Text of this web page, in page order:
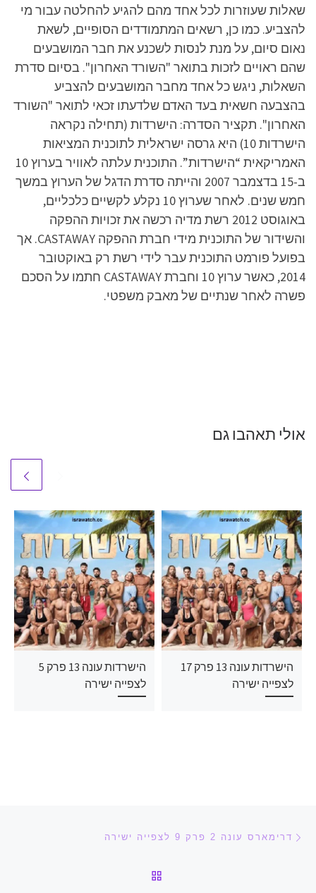
שאלות שעוזרות לכל אחד מהם להגיע להחלטה עבור מי
להצביע. כמו כן, רשאים המתמודדים הסופיים, לשאת
נאום סיום, על מנת לנסות לשכנע את חבר המושבעים
שהם ראויים לזכות בתואר "השורד האחרון". בסיום סדרת
השאלות, ניגש כל אחד מחבר המושבעים להצביע
בהצבעה חשאית בעד האדם שלדעתו זכאי לתואר "השורד
האחרון". תקציר הסדרה: הישרדות (תחילה נקראה
הישרדות 10) היא גרסה ישראלית לתוכנית המציאות
האמריקאית “הישרדות”. התוכנית עלתה לאוויר בערוץ 10
ב-15 בדצמבר 2007 והייתה סדרת הדגל של הערוץ במשך
חמש שנים. לאחר שערוץ 10 נקלע לקשיים כלכליים,
באוגוסט 2012 רשת מדיה רכשה את זכויות ההפקה
והשידור של התוכנית מידי חברת ההפקה CASTAWAY‏. אך
בפועל פורמט התוכנית עבר לידי רשת רק באוקטובר
2014, כאשר ערוץ 10 וחברת CASTAWAY חתמו על הסכם
פשרה לאחר שנתיים של מאבק משפטי.
אולי תאהבו גם
הישרדות עונה 13 פרק 5
לצפייה ישירה
הישרדות עונה 13 פרק 17
לצפייה ישירה
ניווט בפוסטים
דרימארס עונה 2 פרק 9 לצפייה ישירה
חזרה לרשימת הפוסטים